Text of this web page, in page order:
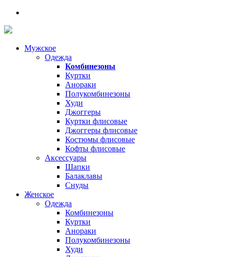
Мужское
Одежда
Комбинезоны
Куртки
Анораки
Полукомбинезоны
Худи
Джоггеры
Куртки флисовые
Джоггеры флисовые
Костюмы флисовые
Кофты флисовые
Аксессуары
Шапки
Балаклавы
Снуды
Женское
Одежда
Комбинезоны
Куртки
Анораки
Полукомбинезоны
Худи